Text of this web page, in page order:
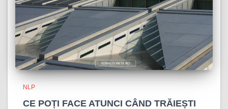
NLP
CE POȚI FACE ATUNCI CÂND TRĂIEȘTI